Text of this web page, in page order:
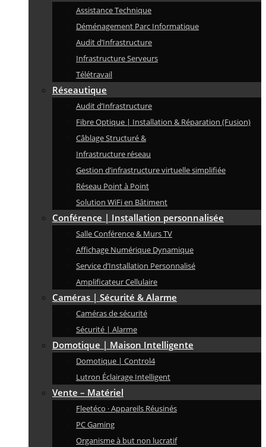
Assistance Technique
Déménagement Parc Informatique
Audit d’Infrastructure
Infrastructure Serveurs
Télétravail
Réseautique
Audit d’Infrastructure
Fibre Optique | Installation & Réparation (Fusion)
Câblage Structuré &
Infrastructure réseau
Gestion d’infrastructure virtuelle simplifiée
Réseau Point à Point
Solution WiFi en Bâtiment
Conférence | Installation personnalisée
Salle Conférence & Murs TV
Affichage Numérique Dynamique
Service d’Installation Personnalisé
Amplificateur Cellulaire
Caméras | Sécurité & Alarme
Caméras de sécurité
Sécurité | Alarme
Domotique | Maison Intelligente
Domotique | Control4
Lutron Éclairage Intelligent
Vente – Matériel
Fleetéco · Appareils Réusinés
PC Gaming
Organisme à but non lucratif